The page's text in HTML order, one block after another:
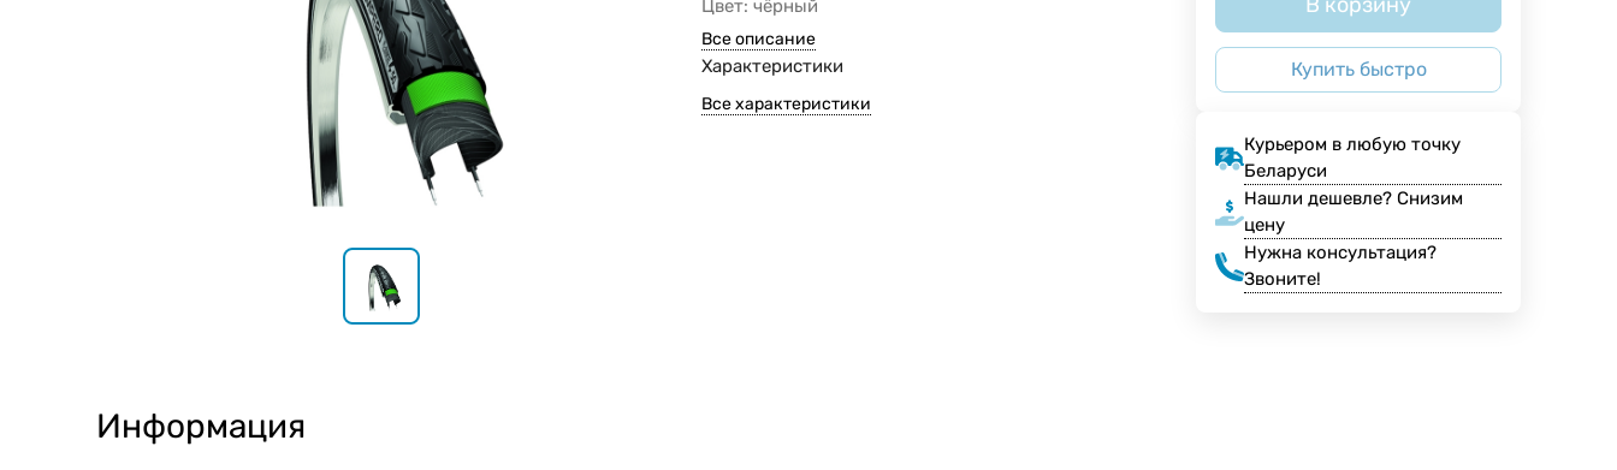
Цвет: чёрный
Все описание
Характеристики
Все характеристики
Купить быстро
Курьером в любую точку
Беларуси
Нашли дешевле? Снизим
цену
Нужна консультация?
Звоните!
Информация